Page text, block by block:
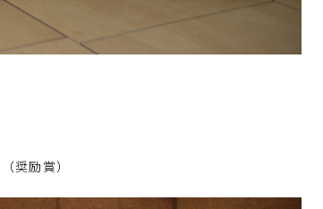
奨励賞）